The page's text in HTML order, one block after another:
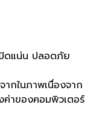
ดแน่น ปลอดภัย
กในภาพเนื่องจาก
าของคอมพิวเตอร์